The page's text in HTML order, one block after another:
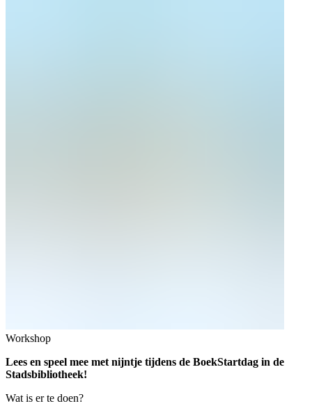
Workshop
Lees en speel mee met nijntje tijdens de BoekStartdag in de
Stadsbibliotheek!
Wat is er te doen?